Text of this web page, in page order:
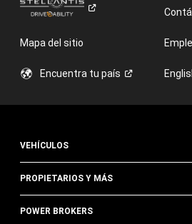
Mapa del sitio
Encuentra tu país
VEHÍCULOS
PROPIETARIOS Y MÁS
POWER BROKERS